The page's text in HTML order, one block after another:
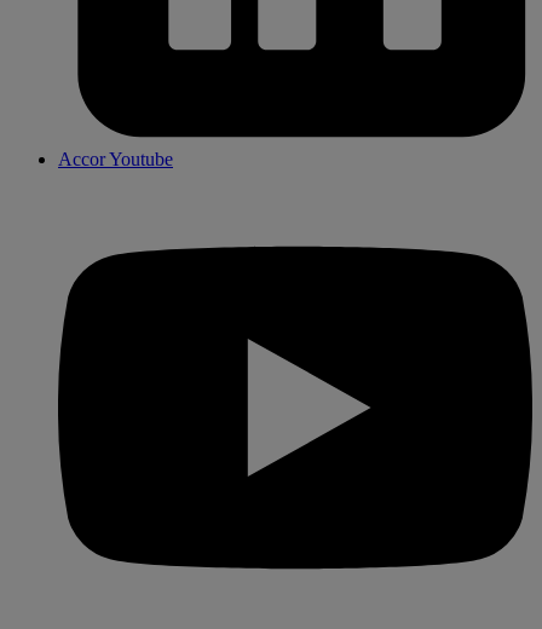
Accor Youtube